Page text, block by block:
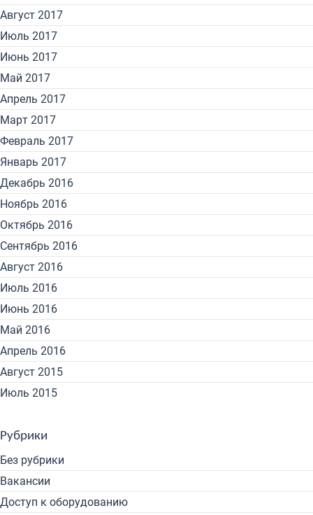
Август 2017
Июль 2017
Июнь 2017
Май 2017
Апрель 2017
Март 2017
Февраль 2017
Январь 2017
Декабрь 2016
Ноябрь 2016
Октябрь 2016
Сентябрь 2016
Август 2016
Июль 2016
Июнь 2016
Май 2016
Апрель 2016
Август 2015
Июль 2015
Рубрики
Без рубрики
Вакансии
Доступ к оборудованию